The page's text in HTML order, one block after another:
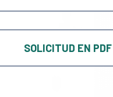
SOLICITUD EN PDF